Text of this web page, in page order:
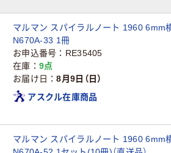
マルマン スパイラルノート 1960 6mm
N670A-33 1冊
お申込番号
RE35405
在庫
9点
お届け日
8月9日（日）
アスクル在庫商品
マルマン スパイラルノート 1960 6mm